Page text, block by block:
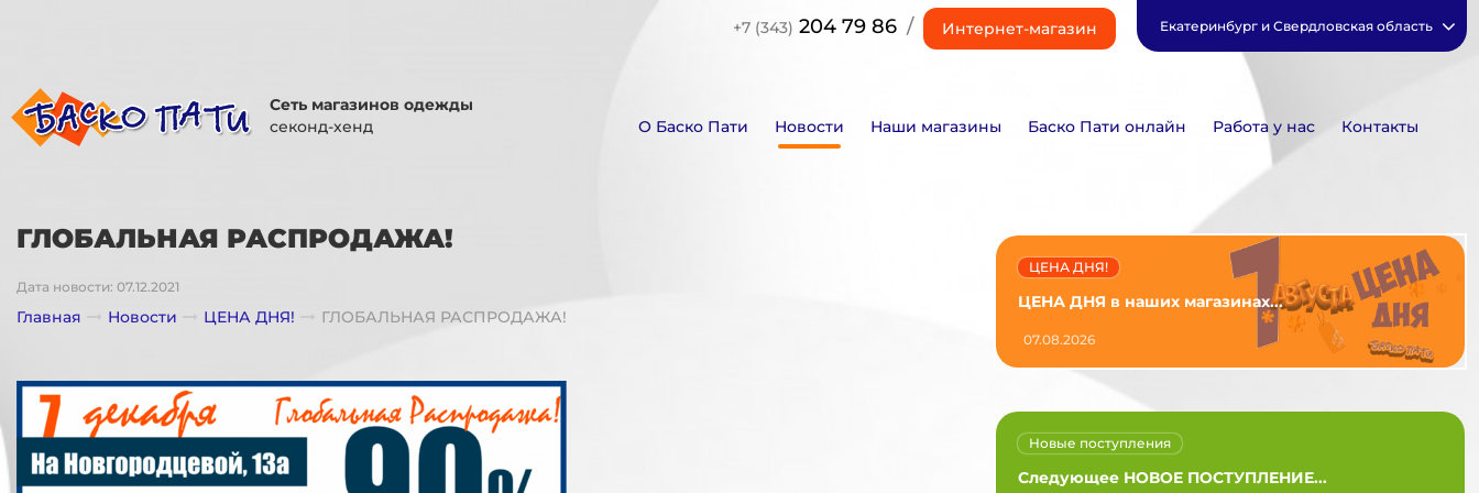
+7 (343) 204 79 86 / Интернет-магазин Екатеринбург и Свердловская область
Сеть магазинов одежды
секонд-хенд
О Баско Пати Новости Наши магазины Баско Пати онлайн Работа у нас Контакты
ГЛОБАЛЬНАЯ РАСПРОДАЖА!
Дата новости: 07.12.2021
Главная Новости ЦЕНА ДНЯ! ГЛОБАЛЬНАЯ РАСПРОДАЖА!
ЦЕНА ДНЯ в наших магазинах...
ЦЕНА ДНЯ!
07.08.2026
Следующее НОВОЕ ПОСТУПЛЕНИЕ...
Новые поступления